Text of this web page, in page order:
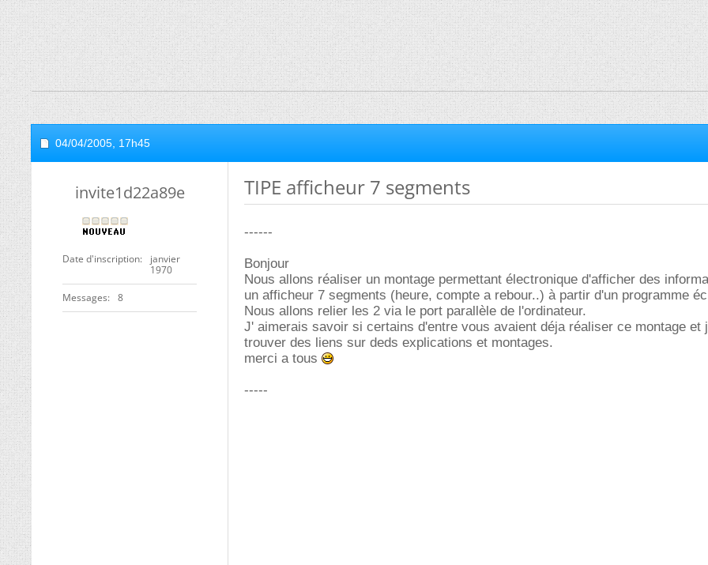
04/04/2005, 17h45
invite1d22a89e
Date d'inscription
janvier
1970
Messages 8
TIPE afficheur 7 segments
------
Bonjour
Nous allons réaliser un montage permettant électronique d'afficher des
un afficheur 7 segments (heure, compte a rebour..) à partir d'un programme
Nous allons relier les 2 via le port parallèle de l'ordinateur.
J' aimerais savoir si certains d'entre vous avaient déja réaliser ce montage et
trouver des liens sur deds explications et montages.
merci a tous
-----